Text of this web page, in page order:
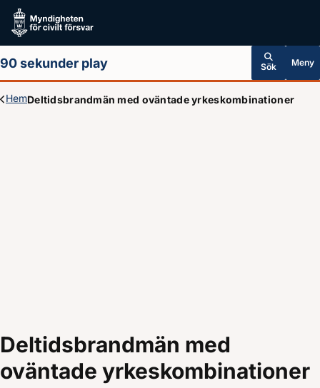
Hoppa till huvudinnehållet
90 sekunder play Sök Meny
HemDeltidsbrandmän med oväntade yrkeskombinationer
Deltidsbrandmän med
oväntade yrkeskombinationer